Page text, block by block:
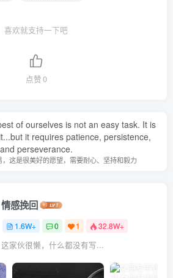
喜欢就支持一下吧
点赞0
of ourselves is not an easy task. It is
it requires patience, persistence,
and perseverance.
这是很美好的愿望，需要耐心、坚持和毅力
情感挽回
1.6W+ 0 1 32.8W+
这家伙很懒，什么都没有写...